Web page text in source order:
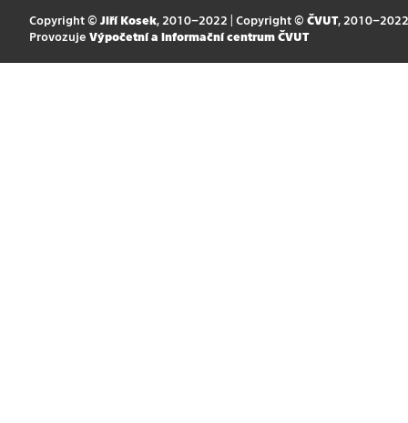
Copyright © Jiří Kosek, 2010–2022 | Copyright © ČVUT, 2010–2022
Provozuje Výpočetní a informační centrum ČVUT